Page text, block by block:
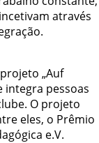
através
„Auf
integra pessoas
O projeto
eles, o Prêmio
e.V.